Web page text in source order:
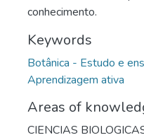
conhecimento.
Keywords
Botânica - Estudo e
Aprendizagem ativa
Areas of
CIENCIAS